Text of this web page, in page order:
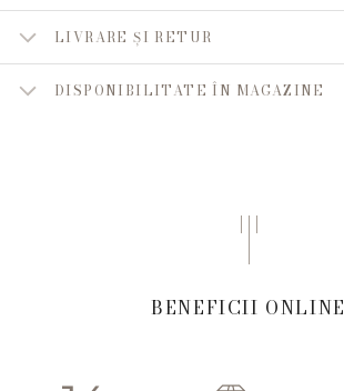
LIVRARE ȘI RETUR
DISPONIBILITATE ÎN MAGAZINE
BENEFICII ONLINE